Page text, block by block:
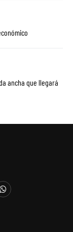
ancha que llegará